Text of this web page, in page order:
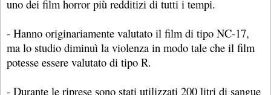
uno dei film horror più redditizi di tutti i tempi.
- Hanno originariamente valutato il film di tipo NC-17,
ma lo studio diminuì la violenza in modo tale che il film
potesse essere valutato di tipo R.
- Durante le riprese sono stati utilizzati 200 litri di sangue